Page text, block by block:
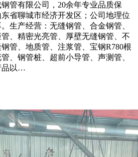
有限公司，20余年专业品质保
省聊城市经济开发区；公司地理位
生产经营：无缝钢管、合金钢管、
、精密光亮管、厚壁无缝钢管、不
管、地质管、注浆管、宝钢R780根
、钢管桩、超前小导管、声测管、
品以…